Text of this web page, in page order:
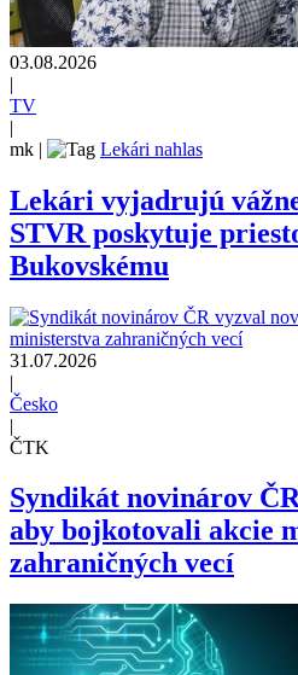
03.08.2026
|
TV
|
mk | Lekári nahlas
Lekári vyjadrujú
STVR poskytuje
Bukovskému
31.07.2026
|
Česko
|
ČTK
Syndikát novinárov
aby bojkotovali akcie
zahraničných vecí